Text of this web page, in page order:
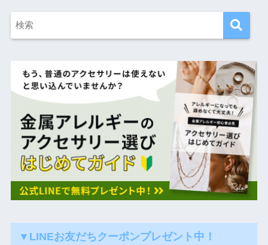
▼LINEお友だちクーポンプレゼント中！